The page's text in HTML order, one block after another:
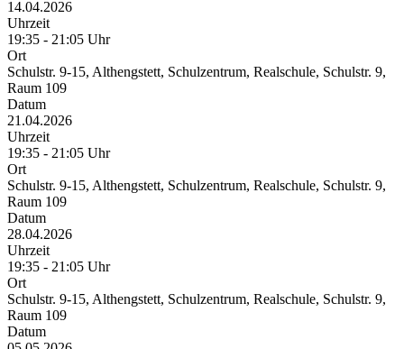
14.04.2026
Uhrzeit
19:35 - 21:05 Uhr
Ort
Schulstr. 9-15, Althengstett, Schulzentrum, Realschule, Schulstr. 9,
Raum 109
Datum
21.04.2026
Uhrzeit
19:35 - 21:05 Uhr
Ort
Schulstr. 9-15, Althengstett, Schulzentrum, Realschule, Schulstr. 9,
Raum 109
Datum
28.04.2026
Uhrzeit
19:35 - 21:05 Uhr
Ort
Schulstr. 9-15, Althengstett, Schulzentrum, Realschule, Schulstr. 9,
Raum 109
Datum